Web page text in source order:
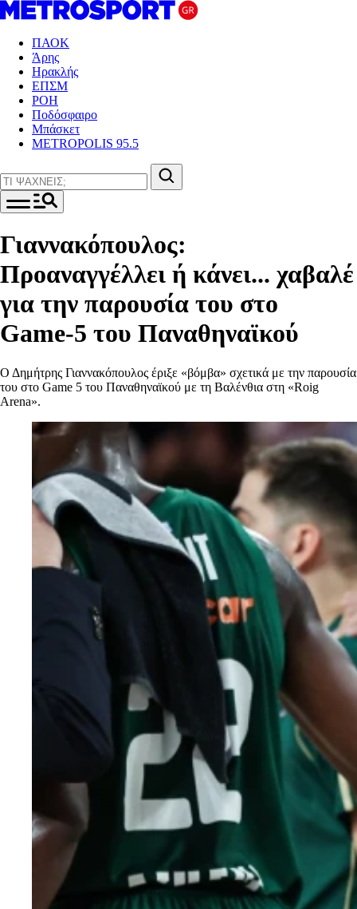
ΠΑΟΚ
Άρης
Ηρακλής
ΕΠΣΜ
ΡΟΗ
Ποδόσφαιρο
Μπάσκετ
METROPOLIS 95.5
Γιαννακόπουλος:
Προαναγγέλλει ή κάνει... χαβαλέ
για την παρουσία του στο
Game-5 του Παναθηναϊκού
Ο Δημήτρης Γιαννακόπουλος έριξε «βόμβα» σχετικά με την παρουσία
του στο Game 5 του Παναθηναϊκού με τη Βαλένθια στη «Roig
Arena».